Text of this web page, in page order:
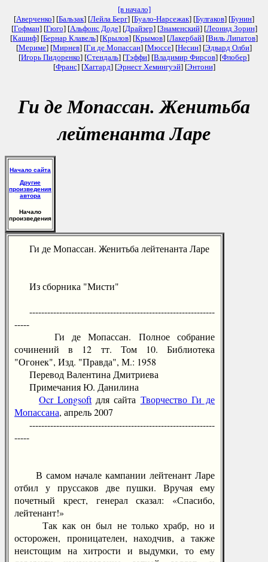
[в начало]
[Аверченко] [Бальзак] [Лейла Берг] [Буало-Нарсежак] [Булгаков] [Бунин]
[Гофман] [Гюго] [Альфонс Доде] [Драйзер] [Знаменский] [Леонид Зорин]
[Кашиф] [Бернар Клавель] [Крылов] [Крымов] [Лакербай] [Виль Липатов]
[Мериме] [Мирнев] [Ги де Мопассан] [Мюссе] [Несин] [Эдвард Олби]
[Игорь Пидоренко] [Стендаль] [Тэффи] [Владимир Фирсов] [Флобер]
[Франс] [Хаггард] [Эрнест Хемингуэй] [Энтони]
Ги де Мопассан. Женитьба
лейтенанта Ларе
Начало сайта
Другие
произведения
автора
Начало
произведения
Ги де Мопассан. Женитьба лейтенанта Ларе
Из сборника "Мисти"
--------------------------------------------------------------
-----
Ги де Мопассан. Полное собрание
сочинений в 12 тт. Том 10. Библиотека
"Огонек", Изд. "Правда", М.: 1958
Перевод Валентина Дмитриева
Примечания Ю. Данилина
Ocr Longsoftдля сайта Творчество Ги де
Мопассана, апрель 2007
--------------------------------------------------------------
-----
В самом начале кампании лейтенант Ларе
отбил у пруссаков две пушки. Вручая ему
почетный крест, генерал сказал: «Спасибо,
лейтенант!»
Так как он был не только храбр, но и
осторожен, проницателен, находчив, а также
неистощим на хитрости и выдумки, то ему